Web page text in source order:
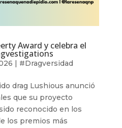
Award y celebra el
| #Dragversidad
drag Lushious anunció
que su proyecto
reconocido en los
los premios más